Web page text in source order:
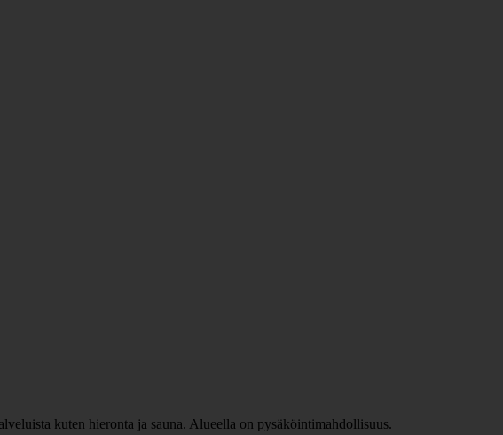
kuten hieronta ja sauna. Alueella on pysäköintimahdollisuus.